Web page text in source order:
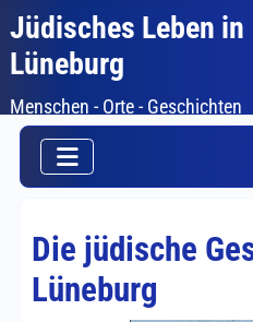
Jüdisches Leben in
Lüneburg
Menschen - Orte - Geschichten
Die jüdische
Lüneburg